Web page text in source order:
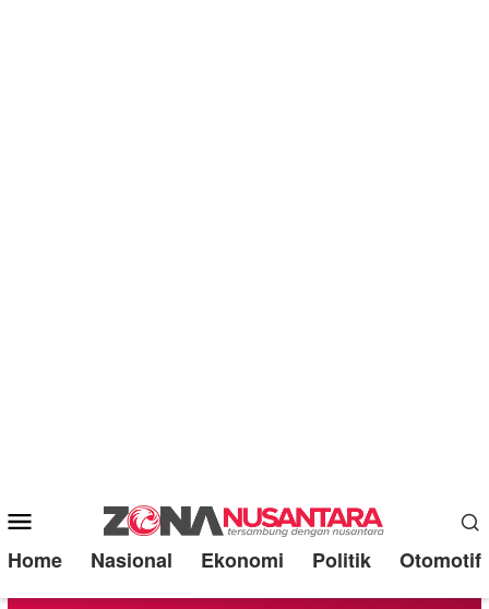
Mobile
Menu
Home Nasional Ekonomi Politik Otomotif